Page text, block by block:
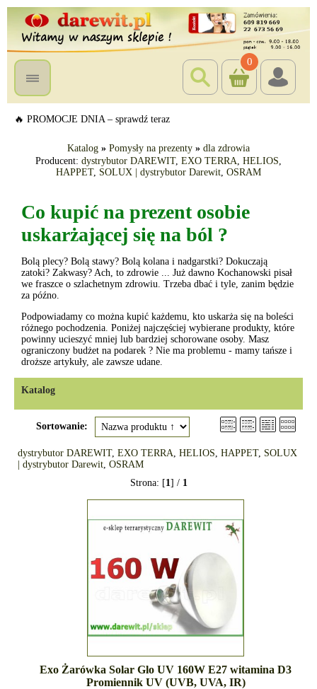
0
🔥 PROMOCJE DNIA – sprawdź teraz
Katalog » Pomysły na prezenty » dla zdrowia
Producent: dystrybutor DAREWIT, EXO TERRA, HELIOS,
HAPPET, SOLUX | dystrybutor Darewit, OSRAM
Co kupić na prezent osobie
uskarżającej się na ból ?
Bolą plecy? Bolą stawy? Bolą kolana i nadgarstki? Dokuczają
zatoki? Zakwasy? Ach, to zdrowie ... Już dawno Kochanowski pisał
we fraszce o szlachetnym zdrowiu. Trzeba dbać i tyle, zanim będzie
za późno.
Podpowiadamy co można kupić każdemu, kto uskarża się na boleści
różnego pochodzenia. Poniżej najczęściej wybierane produkty, które
powinny ucieszyć mniej lub bardziej schorowane osoby. Masz
ograniczony budżet na podarek ? Nie ma problemu - mamy tańsze i
droższe artykuły, ale zawsze udane.
Katalog
Sortowanie:
dystrybutor DAREWIT, EXO TERRA, HELIOS, HAPPET, SOLUX
| dystrybutor Darewit, OSRAM
Strona: [1] / 1
Exo Żarówka Solar Glo UV 160W E27 witamina D3
Promiennik UV (UVB, UVA, IR)